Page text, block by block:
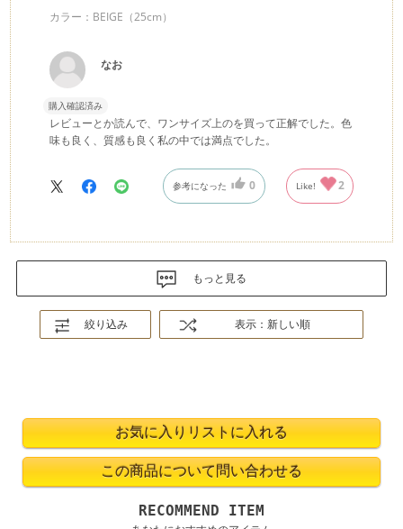
カラー：BEIGE（25cm）
なお
購入確認済み
レビューとか読んで、ワンサイズ上のを買って正解でした。色
味も良く、質感も良く私の中では満点でした。
参考になった 0 Like! 2
もっと見る
絞り込み 表示：新しい順
RECOMMEND ITEM